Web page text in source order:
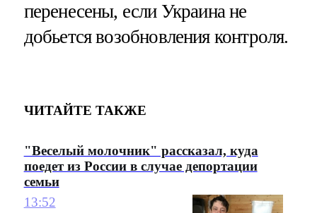
перенесены, если Украина не
добьется возобновления контроля.
ЧИТАЙТЕ ТАКЖЕ
"Веселый молочник" рассказал, куда
поедет из России в случае депортации
семьи
13:52